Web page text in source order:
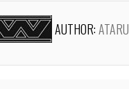
AUTHOR:ATARU